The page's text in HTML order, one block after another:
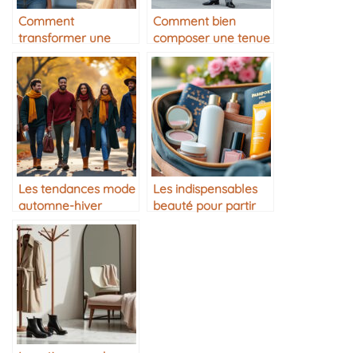
Comment
transformer une
tenue de jour en
tenue de soirée
Comment bien
composer une tenue
monochrome
Les tendances mode
automne-hiver
Les indispensables
beauté pour partir